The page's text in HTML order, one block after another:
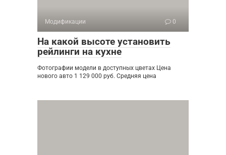
Модификации 0
На какой высоте установить
рейлинги на кухне
Фотографии модели в доступных цветах Цена
нового авто 1 129 000 руб. Средняя цена